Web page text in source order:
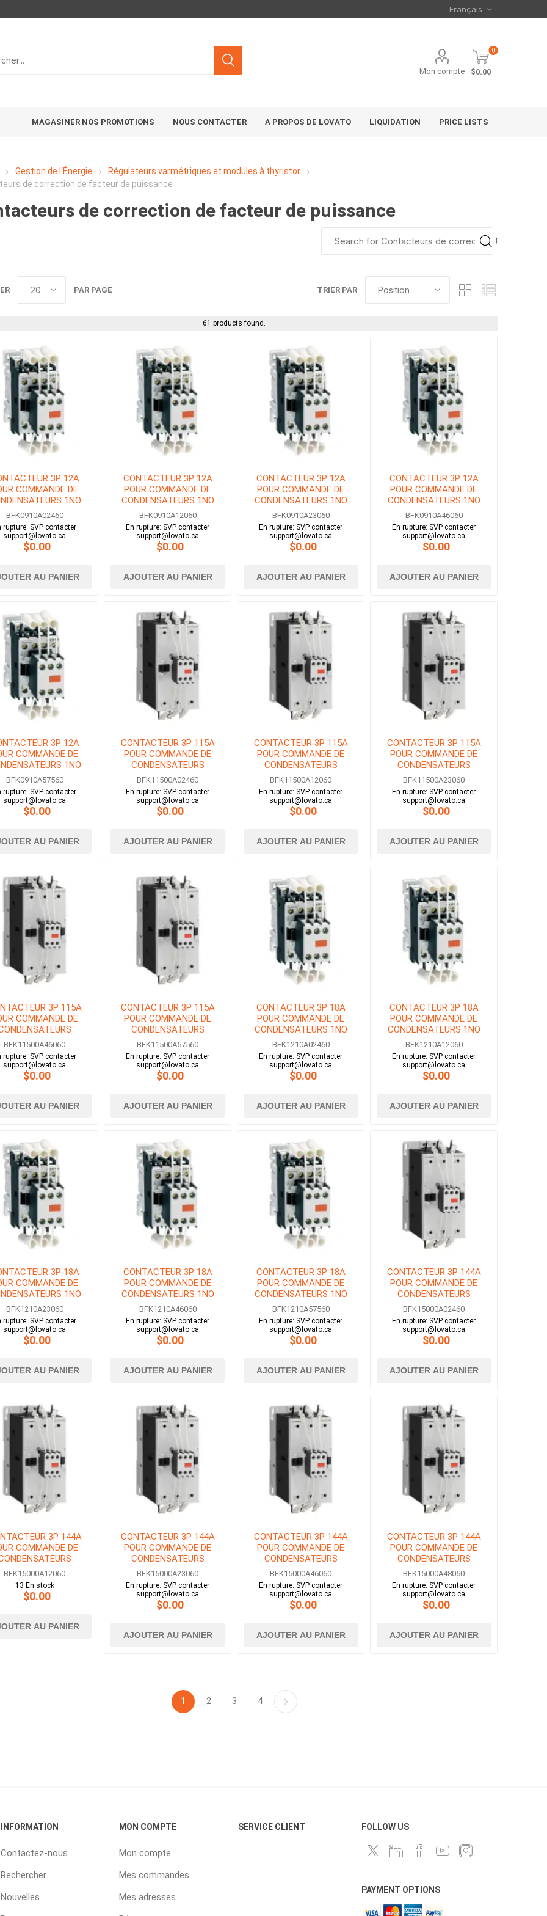
Mon compte
0
$0.00
MAGASINER NOS PROMOTIONS NOUS CONTACTER A PROPOS DE LOVATO LIQUIDATION PRICE LISTS
Gestion de l'Énergie
Régulateurs varmétriques et modules à thyristor
de correction de facteur de puissance
de correction de facteur de puissance
TRIER PAR
PAR PAGE
61 products found.
3P 12A
COMMANDE DE
1NO
BOBINE 24V AC
BFK0910A02460
rupture: SVP contacter
support@lovato.ca
$0.00
AU PANIER
CONTACTEUR 3P 12A
POUR COMMANDE DE
CONDENSATEURS 1NO
BOBINE 120V AC
BFK0910A12060
En rupture: SVP contacter
support@lovato.ca
$0.00
AJOUTER AU PANIER
CONTACTEUR 3P 12A
POUR COMMANDE DE
CONDENSATEURS 1NO
BOBINE 230V AC
BFK0910A23060
En rupture: SVP contacter
support@lovato.ca
$0.00
AJOUTER AU PANIER
CONTACTEUR 3P 12A
POUR COMMANDE DE
CONDENSATEURS 1NO
BOBINE 460V AC
BFK0910A46060
En rupture: SVP contacter
support@lovato.ca
$0.00
AJOUTER AU PANIER
3P 12A
COMMANDE DE
1NO
BOBINE 575V AC
BFK0910A57560
rupture: SVP contacter
support@lovato.ca
$0.00
AU PANIER
CONTACTEUR 3P 115A
POUR COMMANDE DE
CONDENSATEURS
BOBINE 24V AC
BFK11500A02460
En rupture: SVP contacter
support@lovato.ca
$0.00
AJOUTER AU PANIER
CONTACTEUR 3P 115A
POUR COMMANDE DE
CONDENSATEURS
BOBINE 120V AC
BFK11500A12060
En rupture: SVP contacter
support@lovato.ca
$0.00
AJOUTER AU PANIER
CONTACTEUR 3P 115A
POUR COMMANDE DE
CONDENSATEURS
BOBINE 230V AC
BFK11500A23060
En rupture: SVP contacter
support@lovato.ca
$0.00
AJOUTER AU PANIER
3P 115A
COMMANDE DE
BOBINE 460V AC
BFK11500A46060
rupture: SVP contacter
support@lovato.ca
$0.00
AU PANIER
CONTACTEUR 3P 115A
POUR COMMANDE DE
CONDENSATEURS
BOBINE 575V AC
BFK11500A57560
En rupture: SVP contacter
support@lovato.ca
$0.00
AJOUTER AU PANIER
CONTACTEUR 3P 18A
POUR COMMANDE DE
CONDENSATEURS 1NO
BOBINE 24V AC
BFK1210A02460
En rupture: SVP contacter
support@lovato.ca
$0.00
AJOUTER AU PANIER
CONTACTEUR 3P 18A
POUR COMMANDE DE
CONDENSATEURS 1NO
BOBINE 120V AC
BFK1210A12060
En rupture: SVP contacter
support@lovato.ca
$0.00
AJOUTER AU PANIER
3P 18A
COMMANDE DE
1NO
BOBINE 230V AC
BFK1210A23060
rupture: SVP contacter
support@lovato.ca
$0.00
AU PANIER
CONTACTEUR 3P 18A
POUR COMMANDE DE
CONDENSATEURS 1NO
BOBINE 460V AC
BFK1210A46060
En rupture: SVP contacter
support@lovato.ca
$0.00
AJOUTER AU PANIER
CONTACTEUR 3P 18A
POUR COMMANDE DE
CONDENSATEURS 1NO
BOBINE 575V AC
BFK1210A57560
En rupture: SVP contacter
support@lovato.ca
$0.00
AJOUTER AU PANIER
CONTACTEUR 3P 144A
POUR COMMANDE DE
CONDENSATEURS
BOBINE 24V AC
BFK15000A02460
En rupture: SVP contacter
support@lovato.ca
$0.00
AJOUTER AU PANIER
3P 144A
COMMANDE DE
BOBINE 120V AC
BFK15000A12060
13 En stock
$0.00
AU PANIER
CONTACTEUR 3P 144A
POUR COMMANDE DE
CONDENSATEURS
BOBINE 230V AC
BFK15000A23060
En rupture: SVP contacter
support@lovato.ca
$0.00
AJOUTER AU PANIER
CONTACTEUR 3P 144A
POUR COMMANDE DE
CONDENSATEURS
BOBINE 460V AC
BFK15000A46060
En rupture: SVP contacter
support@lovato.ca
$0.00
AJOUTER AU PANIER
CONTACTEUR 3P 144A
POUR COMMANDE DE
CONDENSATEURS
BOBINE 480V AC
BFK15000A48060
En rupture: SVP contacter
support@lovato.ca
$0.00
AJOUTER AU PANIER
1 2 3 4
INFORMATION
Contactez-nous
Rechercher
Nouvelles
MON COMPTE
Mon compte
Mes commandes
Mes adresses
SERVICE CLIENT FOLLOW US
PAYMENT OPTIONS